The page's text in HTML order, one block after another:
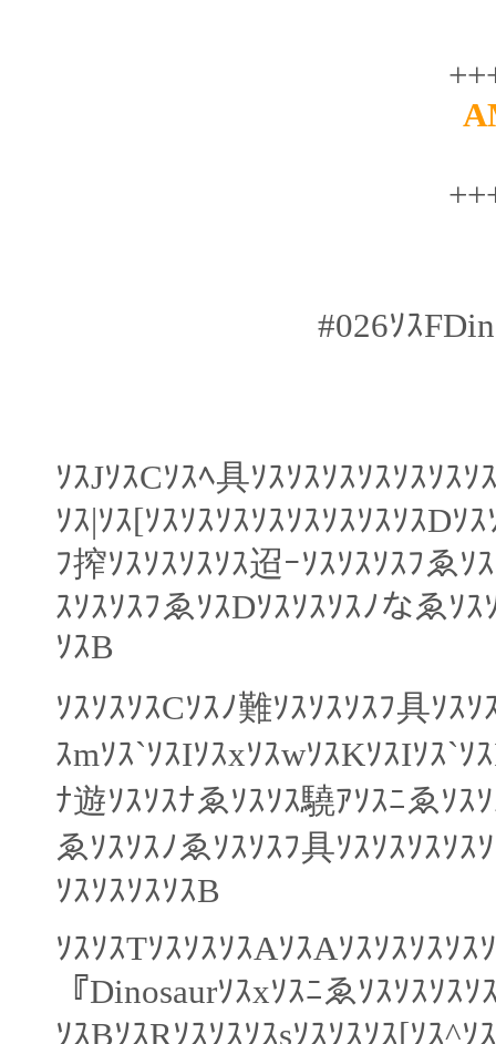
#026ｿｽ
ｿｽJｿｽCｿｽﾍ具ｿｽｿｽｿｽｿｽｿｽｿｽ
ｿｽ|ｿｽ[ｿｽｿｽｿｽｿｽｿｽｿｽｿｽｿｽDｿ
ﾌ搾ｿｽｿｽｿｽｿｽ迢ｰｿｽｿｽｿｽﾌゑｿ
ｽｿｽｿｽﾌゑｿｽDｿｽｿｽｿｽﾉなゑｿ
ｿｽB
ｿｽｿｽｿｽCｿｽﾉ難ｿｽｿｽｿｽﾌ具ｿｽ
ｽmｿｽ`ｿｽIｿｽxｿｽwｿｽKｿｽIｿｽ`ｿ
ﾅ遊ｿｽｿｽﾅゑｿｽｿｽ驍ｱｿｽﾆゑｿｽ
ゑｿｽｿｽﾉゑｿｽｿｽﾌ具ｿｽｿｽｿｽｿｽ
ｿｽｿｽｿｽｿｽB
ｿｽｿｽTｿｽｿｽｿｽAｿｽAｿｽｿｽｿｽｿ
『Dinosaurｿｽxｿｽﾆゑｿｽｿｽｿｽ
ｿｽBｿｽRｿｽｿｽｿｽsｿｽｿｽｿｽ[ｿｽ^